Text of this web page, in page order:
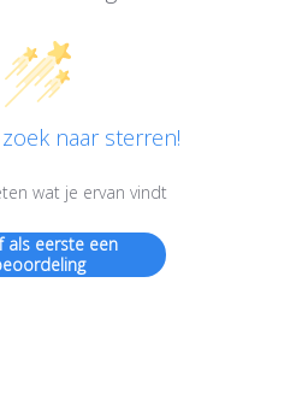
naar sterren!
wat je ervan vindt
als eerste een